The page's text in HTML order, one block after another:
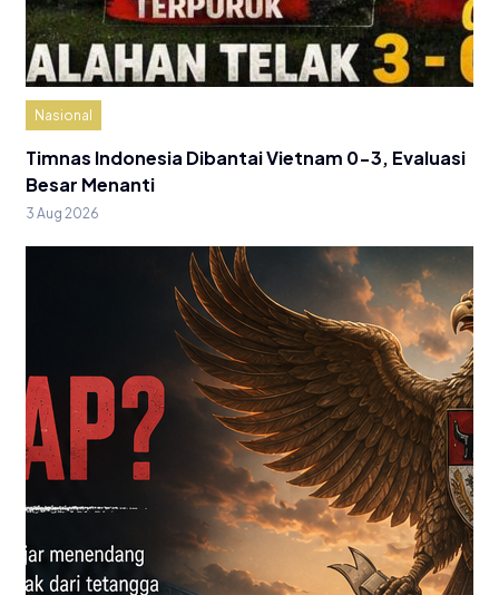
Nasional
Timnas Indonesia Dibantai Vietnam 0-3, Evaluasi
Besar Menanti
3 Aug 2026